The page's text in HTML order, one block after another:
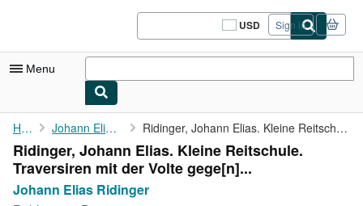
USD
Site
shopping
Sign in
Menu
My Account
My Purchases
Sign Off
Home Johann Elias Ridinger Ridinger, Johann Elias. Kleine Reitschule. Traversiren mit der ...
Ridinger, Johann Elias. Kleine Reitschule.
Traversiren mit der Volte gege[n]...
Johann Elias Ridinger